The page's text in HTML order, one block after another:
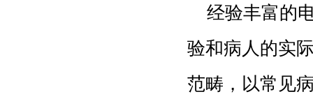
经验丰富的
验和病人的实
范畴，以常见